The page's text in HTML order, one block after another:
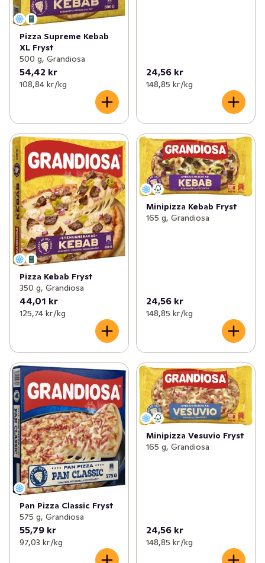
Pizza Supreme Kebab
XL Fryst
500 g, Grandiosa
54,42 kr
108,84 kr /kg
24,56 kr
148,85 kr /kg
Pizza Kebab Fryst
350 g, Grandiosa
44,01 kr
125,74 kr /kg
Minipizza Kebab Fryst
165 g, Grandiosa
24,56 kr
148,85 kr /kg
Pan Pizza Classic Fryst
575 g, Grandiosa
55,79 kr
97,03 kr /kg
Minipizza Vesuvio Fryst
165 g, Grandiosa
24,56 kr
148,85 kr /kg